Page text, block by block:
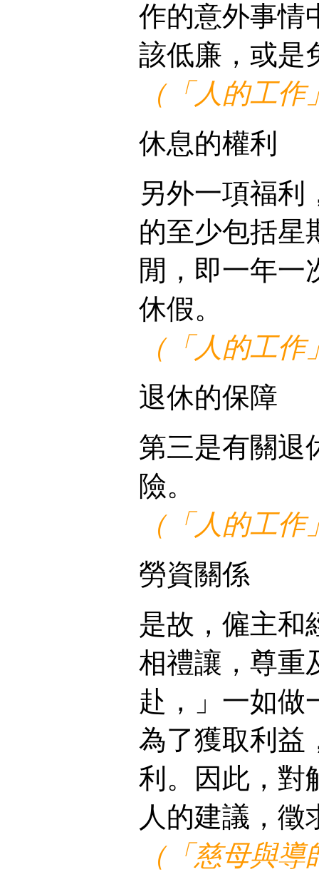
作的意外事情
該低廉，或是
（「人的工
休息的權利
另外一項福利
的至少包括星
閒，即一年一
休假。
（「人的工
退休的保障
第三是有關退
險。
（「人的工
勞資關係
是故，僱主和
相禮讓，尊重
赴，」一如做
為了獲取利益
利。因此，對
人的建議，徵
（「慈母與